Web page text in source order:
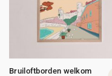
Bruiloftborden welkom